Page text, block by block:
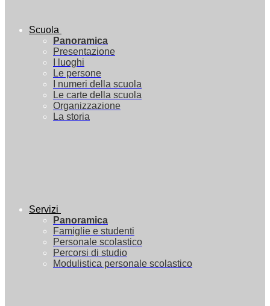
Scuola
Panoramica
Presentazione
I luoghi
Le persone
I numeri della scuola
Le carte della scuola
Organizzazione
La storia
Servizi
Panoramica
Famiglie e studenti
Personale scolastico
Percorsi di studio
Modulistica personale scolastico